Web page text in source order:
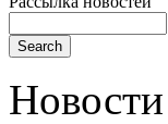
Новости